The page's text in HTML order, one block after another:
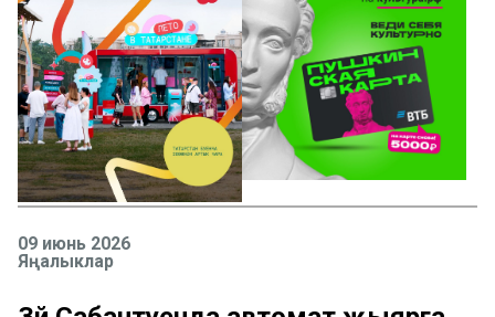
09 июнь 2026
Яңалыклар